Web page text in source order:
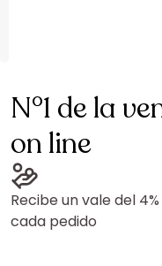
N°1 de la
on line
Recibe un vale del
cada pedido